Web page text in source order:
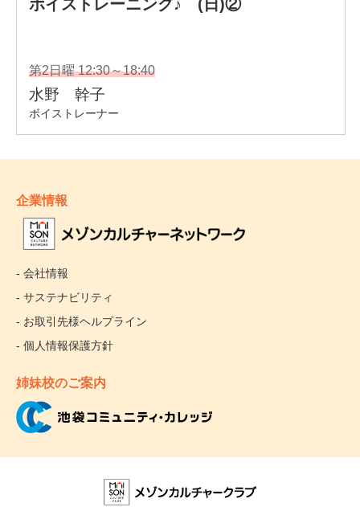
企業情報
- 会社情報
- サステナビリティ
- お取引先様ヘルプライン
- 個人情報保護方針
姉妹校のご案内